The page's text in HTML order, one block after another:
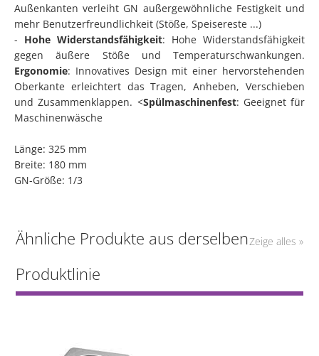
Außenkanten verleiht GN außergewöhnliche Festigkeit und
mehr Benutzerfreundlichkeit (Stöße, Speisereste ...)
- Hohe Widerstandsfähigkeit: Hohe Widerstandsfähigkeit
gegen äußere Stöße und Temperaturschwankungen.
Ergonomie: Innovatives Design mit einer hervorstehenden
Oberkante erleichtert das Tragen, Anheben, Verschieben
und Zusammenklappen. <Spülmaschinenfest: Geeignet für
Maschinenwäsche
Länge: 325 mm
Breite: 180 mm
GN-Größe: 1/3
Ähnliche Produkte aus derselben
Produktlinie
Zeige alles »